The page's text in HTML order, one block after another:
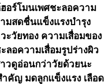
อร์โมนเพศชะลอความ
มสดชื่นแข็งแรงบำรุง
ะวัยทอง ความเสื่อมของ
อความเสื่อมรูปร่างผิว
วดูอ่อนกว่าวัยด้วยนะ
คัญ มดลูกแข็งแรง เลือด